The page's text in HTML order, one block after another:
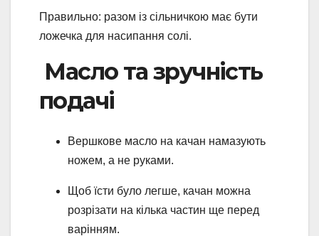
Правильно: разом із сільничкою має бути
ложечка для насипання солі.
Масло та зручність
подачі
Вершкове масло на качан намазують
ножем, а не руками.
Щоб їсти було легше, качан можна
розрізати на кілька частин ще перед
варінням.